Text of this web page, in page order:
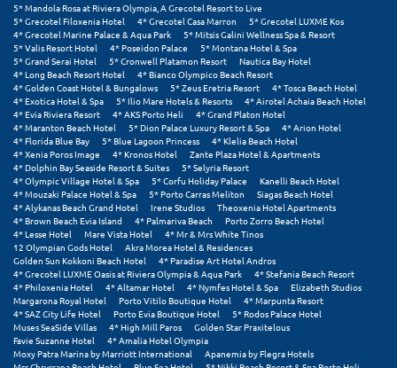
Ο
Ορεινή Αρκαδία
Ορεινή Ναυπακτία
Π
Πάλαιρος
Παξοί
Παραλία Κατερίνης
Παραλία Λιτοχώρου
Παράλιο Άστρος
Πάργα
5* Mandola Rosa at Riviera Olympia, A Grecotel Resort to Live
5* Grecotel Filoxenia Hotel
4* Grecotel Casa Marron
5* Grecotel LUXME Kos
4* Grecotel Marine Palace & Aqua Park
5* Mitsis Galini Wellness Spa & Resort
5* Valis Resort Hotel
4* Poseidon Palace
5* Montana Hotel & Spa
5* Grand Serai Hotel
5* Cronwell Platamon Resort
Nautica Bay Hotel
4* Long Beach Resort Hotel
4* Bianco Olympico Beach Resort
4* Golden Coast Hotel & Bungalows
5* Zeus Eretria Resort
4* Tosca Beach Hotel
4* Exotica Hotel & Spa
5* Ilio Mare Hotels & Resorts
4* Airotel Achaia Beach Hotel
4* Evia Riviera Resort
4* AKS Porto Heli
4* Grand Platon Hotel
4* Maranton Beach Hotel
5* Dion Palace Luxury Resort & Spa
4* Arion Hotel
4* Florida Blue Bay
5* Blue Lagoon Princess
4* Klelia Beach Hotel
4* Xenia Poros Image
4* Kronos Hotel
Zante Plaza Hotel & Apartments
4* Dolphin Bay Seaside Resort & Suites
5* Selyria Resort
4* Olympic Village Hotel & Spa
5* Corfu Holiday Palace
Kanelli Beach Hotel
4* Mouzaki Palace Hotel & Spa
5* Porto Carras Meliton
Siagas Beach Hotel
4* Alykanas Beach Grand Hotel
Irene Studios
Theoxenia Hotel Apartments
4* Brown Beach Evia Island
4* Palmariva Beach
Porto Zorro Beach Hotel
4* Lesse Hotel
Mare Vista Hotel
4* Mr & Mrs White Tinos
12 Olympian Gods Hotel
Akra Morea Hotel & Residences
Golden Sun Kokkoni Beach Hotel
4* Paradise Art Hotel Andros
4* Grecotel LUXME Oasis at Riviera Olympia & Aqua Park
4* Stefania Beach Resort
4* Philoxenia Hotel
4* Altamar Hotel 4* Nymfes Hotel & Spa
Elizabeth Studios
Margarona Royal Hotel
Porto Vitilo Boutique Hotel
4* Marpunta Resort
4* SAZ City Life Hotel
Porto Evia Boutique Hotel
5* Rodos Palace Hotel
Muses SeaSide Villas
4* High Mill Paros
Golden Star Praxitelous
Favie Suzanne Hotel
4* Amalia Hotel Olympia
Moxy Patra Marina by Marriott International
Apanemia by Flegra Hotels